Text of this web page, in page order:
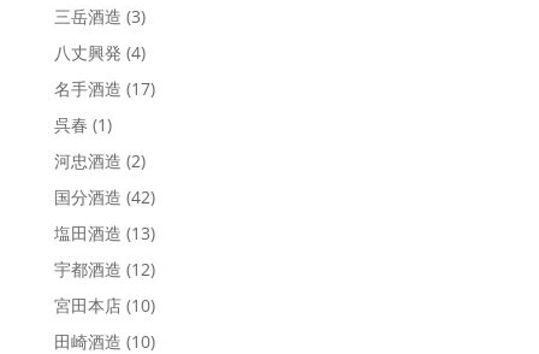
三岳酒造 (3)
八丈興発 (4)
名手酒造 (17)
呉春 (1)
河忠酒造 (2)
国分酒造 (42)
塩田酒造 (13)
宇都酒造 (12)
宮田本店 (10)
田崎酒造 (10)